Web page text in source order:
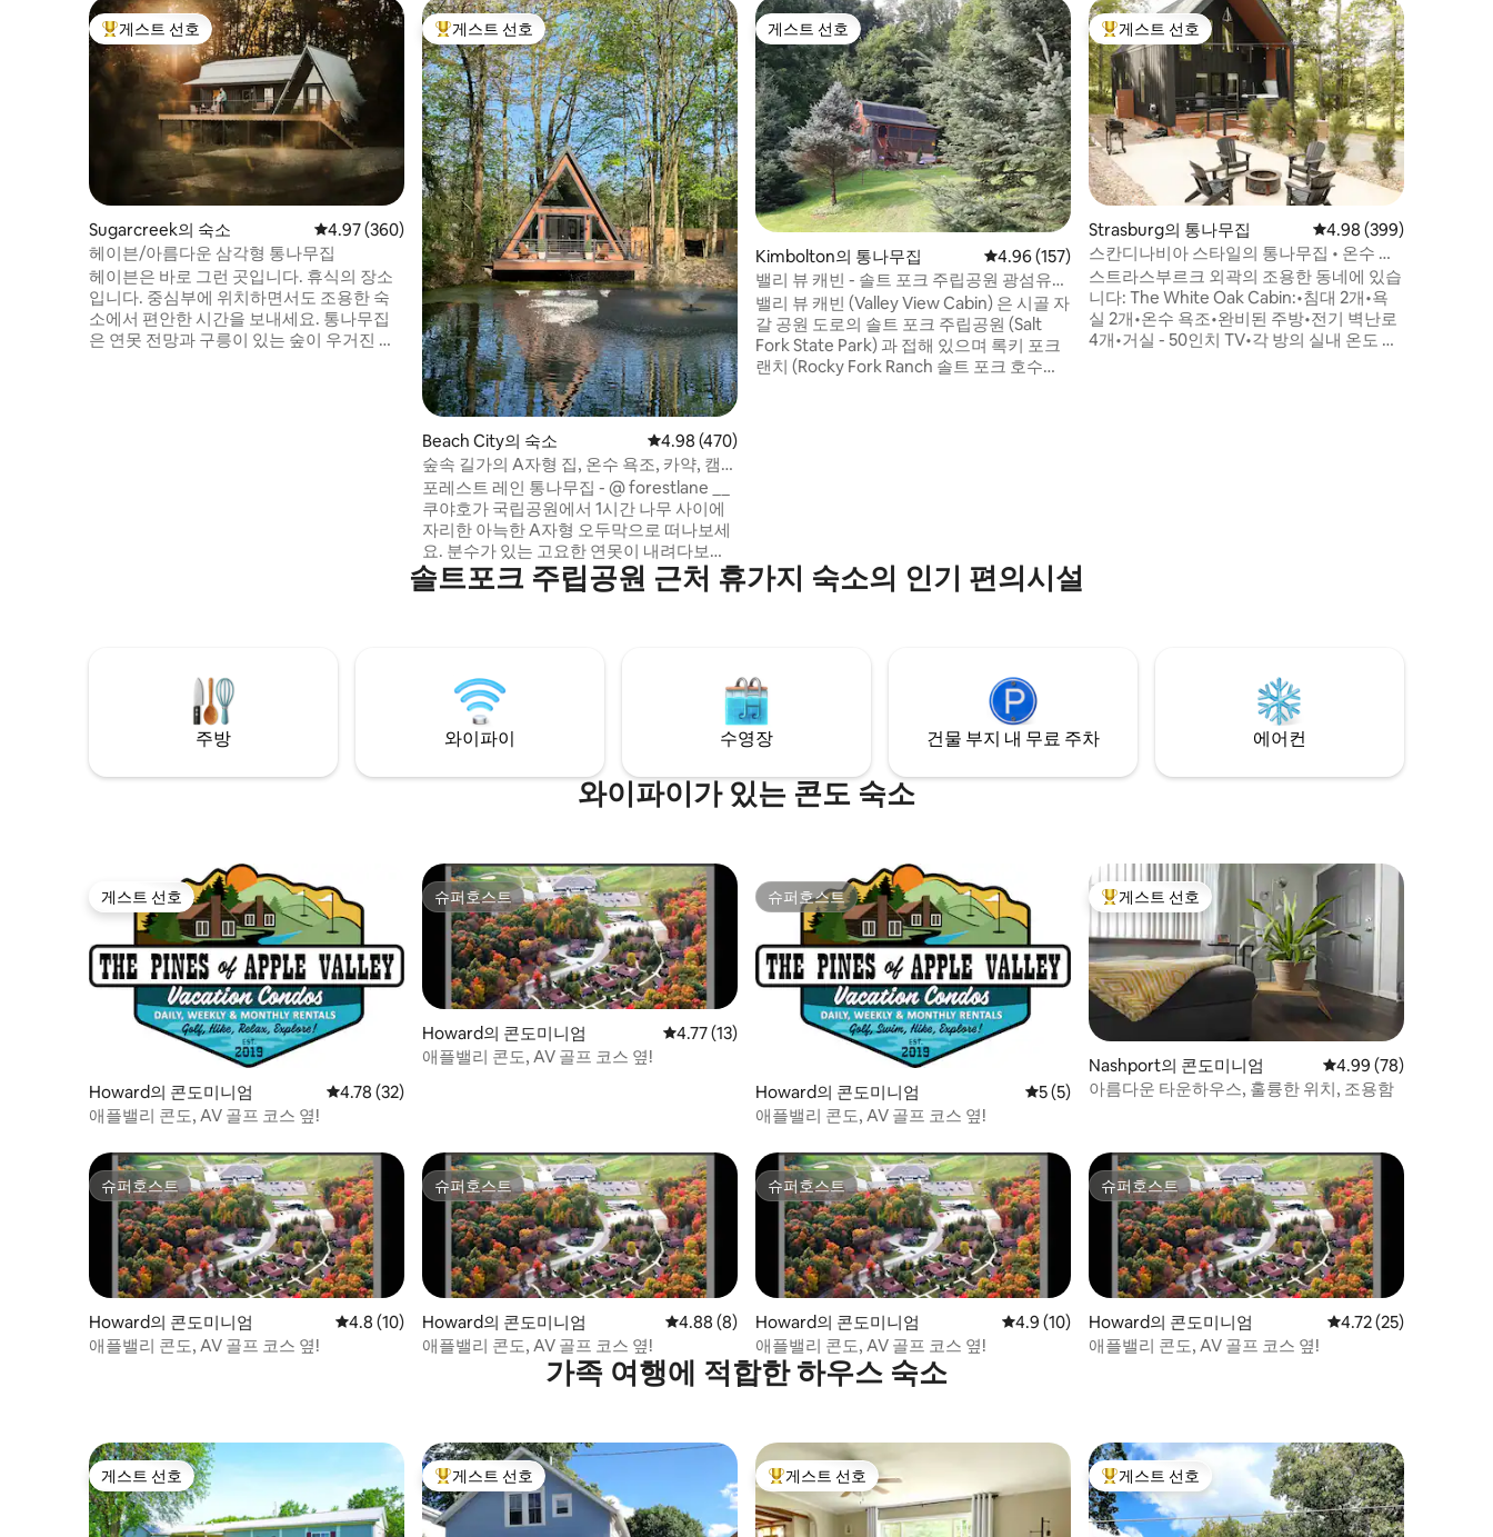
상위 게스트 선호
게스트 선호
Sugarcreek의 숙소 평점 4.97점(5점 만점), 후기 360개
4.97 (360)
헤이븐/아름다운 삼각형 통나무집
헤이븐은 바로 그런 곳입니다. 휴식의 장소
입니다. 중심부에 위치하면서도 조용한 숙
소에서 편안한 시간을 보내세요. 통나무집
은 연못 전망과 구릉이 있는 숲이 우거진 지
상위 게스트 선호
게스트 선호
Beach City의 숙소 평점 4.98점(5점 만점), 후기 470개
4.98 (470)
숲속 길가의 A자형 집, 온수 욕조, 카약, 캠프
파이어
포레스트 레인 통나무집 - @ forestlane __
쿠야호가 국립공원에서 1시간 나무 사이에
자리한 아늑한 A자형 오두막으로 떠나보세
요. 분수가 있는 고요한 연못이 내려다보입
니다. 데크에서 신선한 현지 커피를 마시며
아침을 즐기고, 오후에는 카약을 타고, 저녁
재충전하는 데 필요한 모든 것(자연, 편안함,
로맨스)을 제공합니다. 커플이나 나홀로 여
행객에게 완벽한 휴양지
게스트 선호
게스트 선호
Kimbolton의 통나무집 평점 4.96점(5점 만점), 후기 157개
4.96 (157)
밸리 뷰 캐빈 - 솔트 포크 주립공원 광섬유
와이파이
밸리 뷰 캐빈 (Valley View Cabin) 은 시골 자
갈 공원 도로의 솔트 포크 주립공원 (Salt
Fork State Park) 과 접해 있으며 록키 포크
랜치 (Rocky Fork Ranch 솔트 포크 호수는
상위 게스트 선호
게스트 선호
Strasburg의 통나무집 평점 4.98점(5점 만점),
4.98 (399)
스칸디나비아 스타일의 통나무집 • 온수 욕
조 • 화덕 •
스트라스부르크 외곽의 조용한 동네에 있습
니다: The White Oak Cabin:•침대 2개•욕
실 2개•온수 욕조•완비된 주방•전기 벽난로
4개•거실 - 50인치 TV•각 방의 실내 온도 조
솔트포크 주립공원 근처 휴가지 숙소의 인기 편의시설
주방 와이파이 수영장 건물 부지 내 무료 주차 에어컨
와이파이가 있는 콘도 숙소
게스트 선호
게스트 선호
Howard의 콘도미니엄 평점 4.78점(5점 만점), 후기 32개
4.78 (32)
애플밸리 콘도, AV 골프 코스 옆!
슈퍼호스트
슈퍼호스트
Howard의 콘도미니엄 평점 4.77점(5점 만점), 후기 13개
4.77 (13)
애플밸리 콘도, AV 골프 코스 옆!
슈퍼호스트
슈퍼호스트
Howard의 콘도미니엄 평점 5점(5점 만점), 후기 5개
5 (5)
애플밸리 콘도, AV 골프 코스 옆!
상위 게스트 선호
게스트 선호
Nashport의 콘도미니엄 평점 4.99점(5점 만점),
4.99 (78)
아름다운 타운하우스, 훌륭한 위치, 조용함
슈퍼호스트
슈퍼호스트
Howard의 콘도미니엄 평점 4.8점(5점 만점), 후기 10개
4.8 (10)
애플밸리 콘도, AV 골프 코스 옆!
슈퍼호스트
슈퍼호스트
Howard의 콘도미니엄 평점 4.88점(5점 만점), 후기 8개
4.88 (8)
애플밸리 콘도, AV 골프 코스 옆!
슈퍼호스트
슈퍼호스트
Howard의 콘도미니엄 평점 4.9점(5점 만점), 후기 10개
4.9 (10)
애플밸리 콘도, AV 골프 코스 옆!
슈퍼호스트
슈퍼호스트
Howard의 콘도미니엄 평점 4.72점(5점 만점
4.72 (25)
애플밸리 콘도, AV 골프 코스 옆!
가족 여행에 적합한 하우스 숙소
게스트 선호
게스트 선호 상위 게스트 선호
게스트 선호 상위 게스트 선호
게스트 선호 상위 게스트 선호
게스트 선호